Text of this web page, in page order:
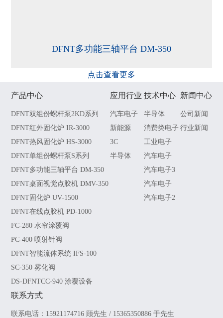
DFNT多功能三轴平台 DM-350
点击查看更多
产品中心
DFNT双组份螺杆泵2KD系列
DFNT红外固化炉 IR-3000
DFNT热风固化炉 HS-3000
DFNT单组份螺杆泵S系列
DFNT多功能三轴平台 DM-350
DFNT桌面视觉点胶机 DMV-350
DFNT固化炉 UV-1500
DFNT在线点胶机 PD-1000
FC-280 水帘涂覆阀
PC-400 喷射针阀
DFNT智能流体系统 IFS-100
SC-350 雾化阀
DS-DFNTCC-940 涂覆设备
应用行业
汽车电子
新能源
3C
半导体
技术中心
半导体
消费类电子
工业电子
汽车电子
汽车电子3
汽车电子
汽车电子2
新闻中心
公司新闻
行业新闻
联系方式
联系电话：15921174716 顾先生 / 15365350886 于先生